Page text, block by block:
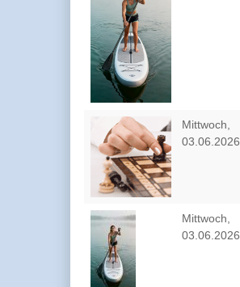
Mittwoch,
03.06.2026
Mittwoch,
03.06.2026